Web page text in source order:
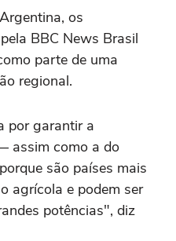
os
BBC News Brasil
parte de uma
regional.
por garantir a
assim como a do
são países mais
agrícola e podem ser
potências", diz